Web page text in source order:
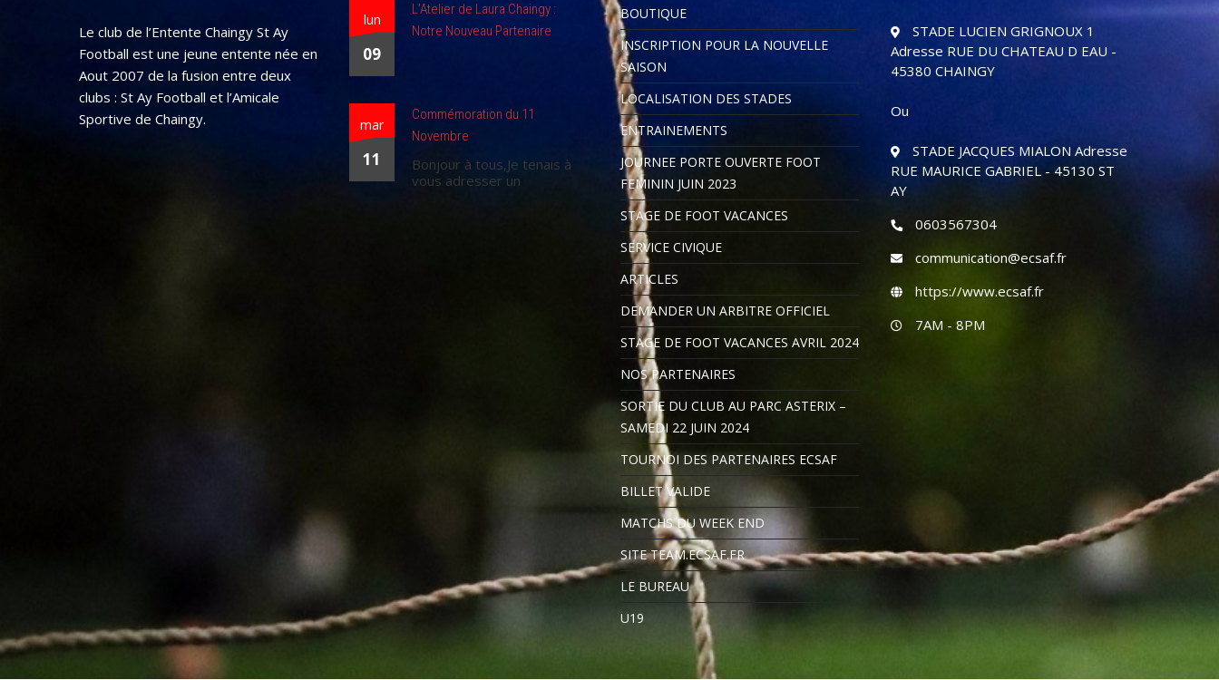
Le club de l’Entente Chaingy St Ay
Football est une jeune entente née en
Aout 2007 de la fusion entre deux
clubs : St Ay Football et l’Amicale
Sportive de Chaingy.
lun
09
L’Atelier de Laura Chaingy :
Notre Nouveau Partenaire
mar
11
Commémoration du 11
Novembre
Bonjour à tous,Je tenais à
vous adresser un
BOUTIQUE
INSCRIPTION POUR LA NOUVELLE
SAISON
LOCALISATION DES STADES
ENTRAINEMENTS
JOURNEE PORTE OUVERTE FOOT
FEMININ JUIN 2023
STAGE DE FOOT VACANCES
SERVICE CIVIQUE
ARTICLES
DEMANDER UN ARBITRE OFFICIEL
STAGE DE FOOT VACANCES AVRIL 2024
NOS PARTENAIRES
SORTIE DU CLUB AU PARC ASTERIX –
SAMEDI 22 JUIN 2024
TOURNOI DES PARTENAIRES ECSAF
BILLET VALIDE
MATCHS DU WEEK END
SITE TEAM.ECSAF.FR
LE BUREAU
U19
STADE LUCIEN GRIGNOUX 1
Adresse RUE DU CHATEAU D EAU -
45380 CHAINGY
Ou
STADE JACQUES MIALON Adresse
RUE MAURICE GABRIEL - 45130 ST
AY
0603567304
communication@ecsaf.fr
https://www.ecsaf.fr
7AM - 8PM